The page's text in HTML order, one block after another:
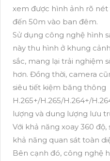
xem được hình ảnh rõ
đến 50m vào ban đêm.
Sử dụng công nghệ hình
này thu hình ở khung
sắc, mang lại trải nghiệm
hơn. Đồng thời, camera
siêu tiết kiệm băng thông
H.265+/H.265/H.264+/
lượng và dung lượng lưu
Với khả năng xoay 360
khả năng quan sát toàn
Bên cạnh đó, công nghệ